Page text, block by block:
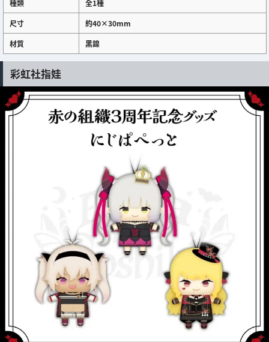
種類
全1種
尺寸
約40×30mm
材質
黑鎳
彩虹社指娃